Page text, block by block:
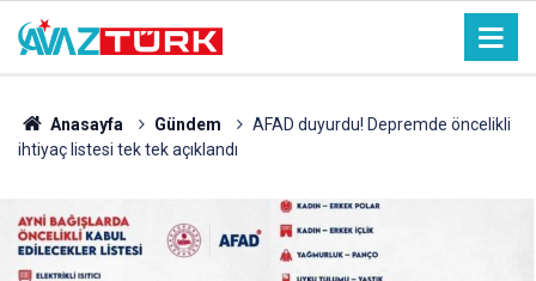
Anasayfa Gündem
AFAD duyurdu! Depremde öncelikli
ihtiyaç listesi tek tek açıklandı